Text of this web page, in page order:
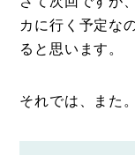
カに行く予定な
ると思います。
それでは、また。